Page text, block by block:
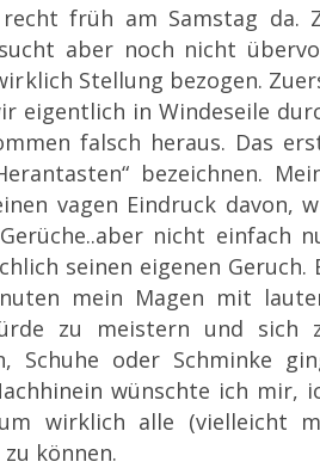
früh am Samstag da.
aber noch nicht
Stellung bezogen.
eigentlich in Windeseile
falsch heraus. Das
bezeichnen.
vagen Eindruck davon,
nicht einfach
seinen eigenen Geruch.
mein Magen mit
zu meistern und sich
Schuhe oder Schminke
wünschte ich mir,
wirklich alle (vielleicht
können.